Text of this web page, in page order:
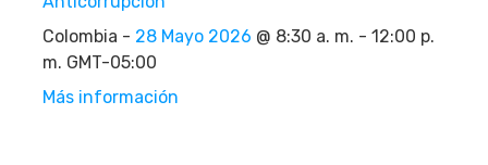
Colombia - 28 Mayo 2026 @ 8:30 a. m. - 12:00 p.
m. GMT-05:00
Más información